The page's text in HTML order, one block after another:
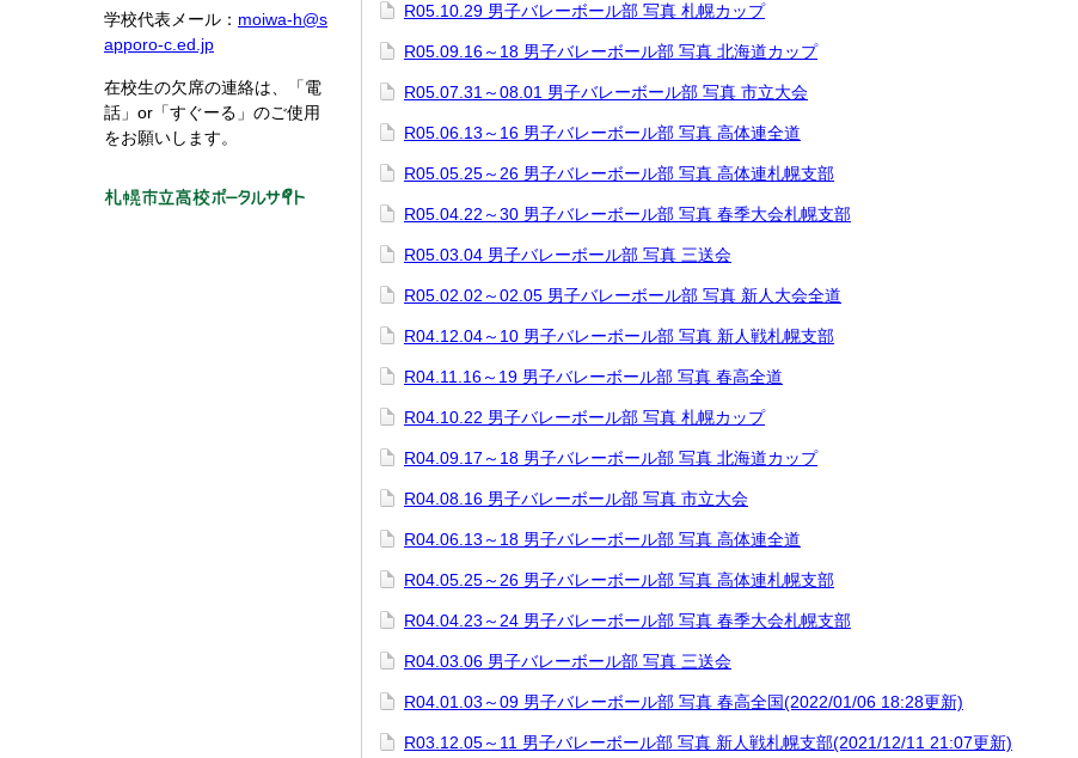
学校代表メール： moiwa-h@s
apporo-c.ed.jp
在校生の欠席の連絡は、「電
話」or「すぐーる」のご使用
をお願いします。
R05.10.29 男子バレーボール部 写真 札幌カップ
R05.09.16～18 男子バレーボール部 写真 北海道カップ
R05.07.31～08.01 男子バレーボール部 写真 市立大会
R05.06.13～16 男子バレーボール部 写真 高体連全道
R05.05.25～26 男子バレーボール部 写真 高体連札幌支部
R05.04.22～30 男子バレーボール部 写真 春季大会札幌支部
R05.03.04 男子バレーボール部 写真 三送会
R05.02.02～02.05 男子バレーボール部 写真 新人大会全道
R04.12.04～10 男子バレーボール部 写真 新人戦札幌支部
R04.11.16～19 男子バレーボール部 写真 春高全道
R04.10.22 男子バレーボール部 写真 札幌カップ
R04.09.17～18 男子バレーボール部 写真 北海道カップ
R04.08.16 男子バレーボール部 写真 市立大会
R04.06.13～18 男子バレーボール部 写真 高体連全道
R04.05.25～26 男子バレーボール部 写真 高体連札幌支部
R04.04.23～24 男子バレーボール部 写真 春季大会札幌支部
R04.03.06 男子バレーボール部 写真 三送会
R04.01.03～09 男子バレーボール部 写真 春高全国(2022/01/06 18:28更新)
R03.12.05～11 男子バレーボール部 写真 新人戦札幌支部(2021/12/11 21:07更新)